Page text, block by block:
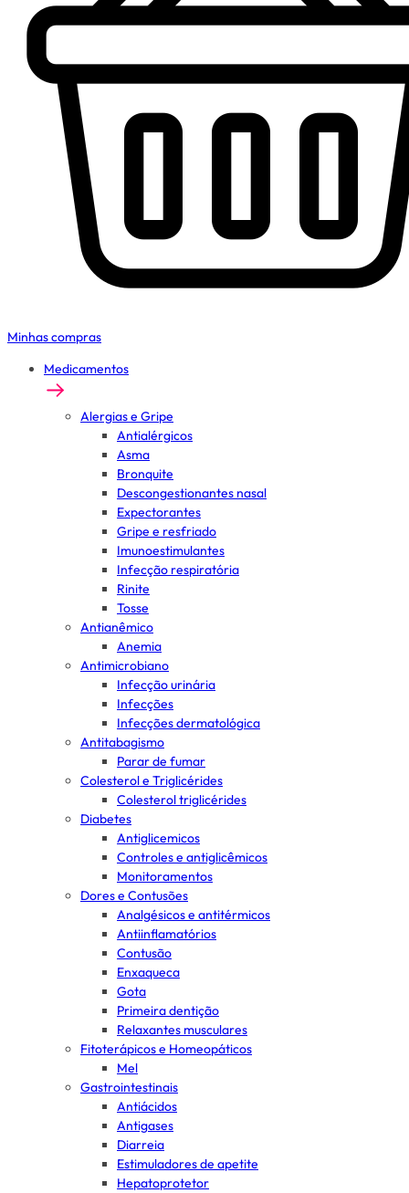
Minhas compras
Medicamentos
Alergias e Gripe
Antialérgicos
Asma
Bronquite
Descongestionantes nasal
Expectorantes
Gripe e resfriado
Imunoestimulantes
Infecção respiratória
Rinite
Tosse
Antianêmico
Anemia
Antimicrobiano
Infecção urinária
Infecções
Infecções dermatológica
Antitabagismo
Parar de fumar
Colesterol e Triglicérides
Colesterol triglicérides
Diabetes
Antiglicemicos
Controles e antiglicêmicos
Monitoramentos
Dores e Contusões
Analgésicos e antitérmicos
Antiinflamatórios
Contusão
Enxaqueca
Gota
Primeira dentição
Relaxantes musculares
Fitoterápicos e Homeopáticos
Mel
Gastrointestinais
Antiácidos
Antigases
Diarreia
Estimuladores de apetite
Hepatoprotetor